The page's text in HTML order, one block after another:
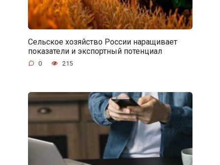
Сельское хозяйство России наращивает
показатели и экспортный потенциал
0 215